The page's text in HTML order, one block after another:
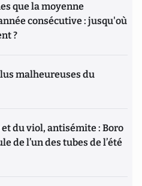
que la moyenne
consécutive : jusqu'où
?
malheureuses du
du viol, antisémite : Boro
de l’un des tubes de l’été